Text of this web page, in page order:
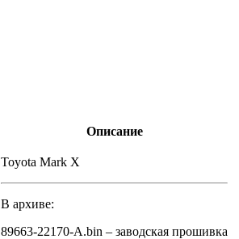
Описание
Toyota Mark X
В архиве:
89663-22170-A.bin – заводская прошивка